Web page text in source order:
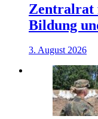
Zentralrat
Bildung
3. August 2026